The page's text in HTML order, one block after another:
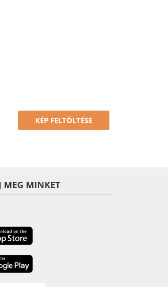
KÉP FELTÖLTÉSE
MEG MINKET